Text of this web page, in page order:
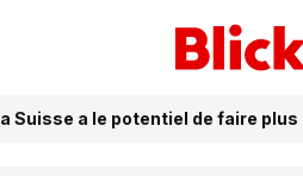
Suisse a le potentiel de faire